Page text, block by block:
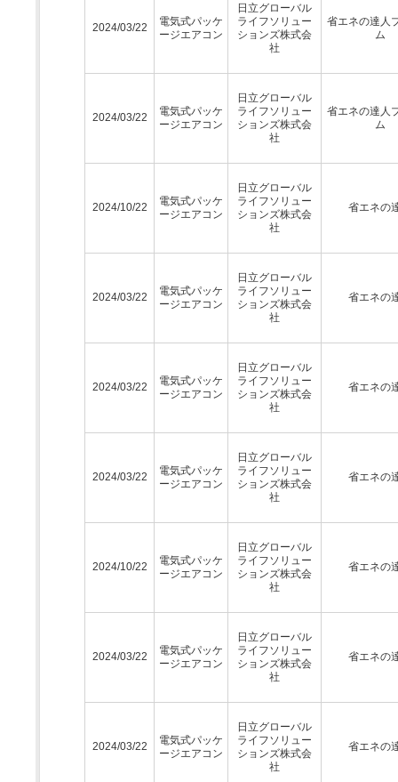
2024/03/22
電気式パッケ
ージエアコン
日立グローバル
ライフソリュー
ションズ株式会
社
省エネの達人
ム
2024/03/22
電気式パッケ
ージエアコン
日立グローバル
ライフソリュー
ションズ株式会
社
省エネの達人
ム
2024/10/22
電気式パッケ
ージエアコン
日立グローバル
ライフソリュー
ションズ株式会
社
省エネの
2024/03/22
電気式パッケ
ージエアコン
日立グローバル
ライフソリュー
ションズ株式会
社
省エネの
2024/03/22
電気式パッケ
ージエアコン
日立グローバル
ライフソリュー
ションズ株式会
社
省エネの
2024/03/22
電気式パッケ
ージエアコン
日立グローバル
ライフソリュー
ションズ株式会
社
省エネの
2024/10/22
電気式パッケ
ージエアコン
日立グローバル
ライフソリュー
ションズ株式会
社
省エネの
2024/03/22
電気式パッケ
ージエアコン
日立グローバル
ライフソリュー
ションズ株式会
社
省エネの
2024/03/22
電気式パッケ
ージエアコン
日立グローバル
ライフソリュー
ションズ株式会
社
省エネの